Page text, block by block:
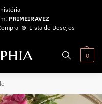
PRIMEIRAVEZ
⊛ Lista de Desejos
0